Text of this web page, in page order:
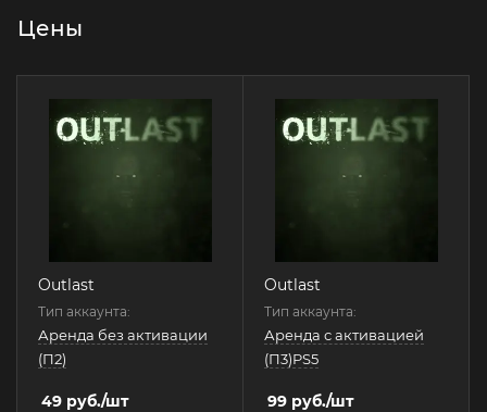
Цены
Outlast
Тип аккаунта:
Аренда без активации
(П2)
49 руб./шт
Outlast
Тип аккаунта:
Аренда с активацией
(П3)PS5
99 руб./шт